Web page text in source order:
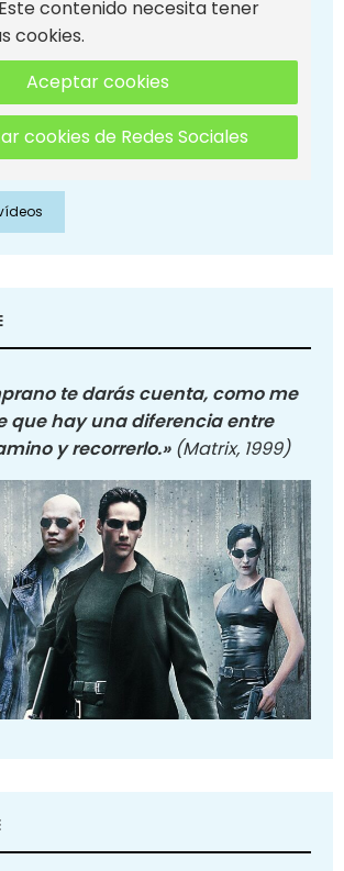
contenido necesita tener
cookies.
Aceptar cookies
cookies de Redes Sociales
te darás cuenta, como me
que hay una diferencia entre
y recorrerlo.» (Matrix, 1999)